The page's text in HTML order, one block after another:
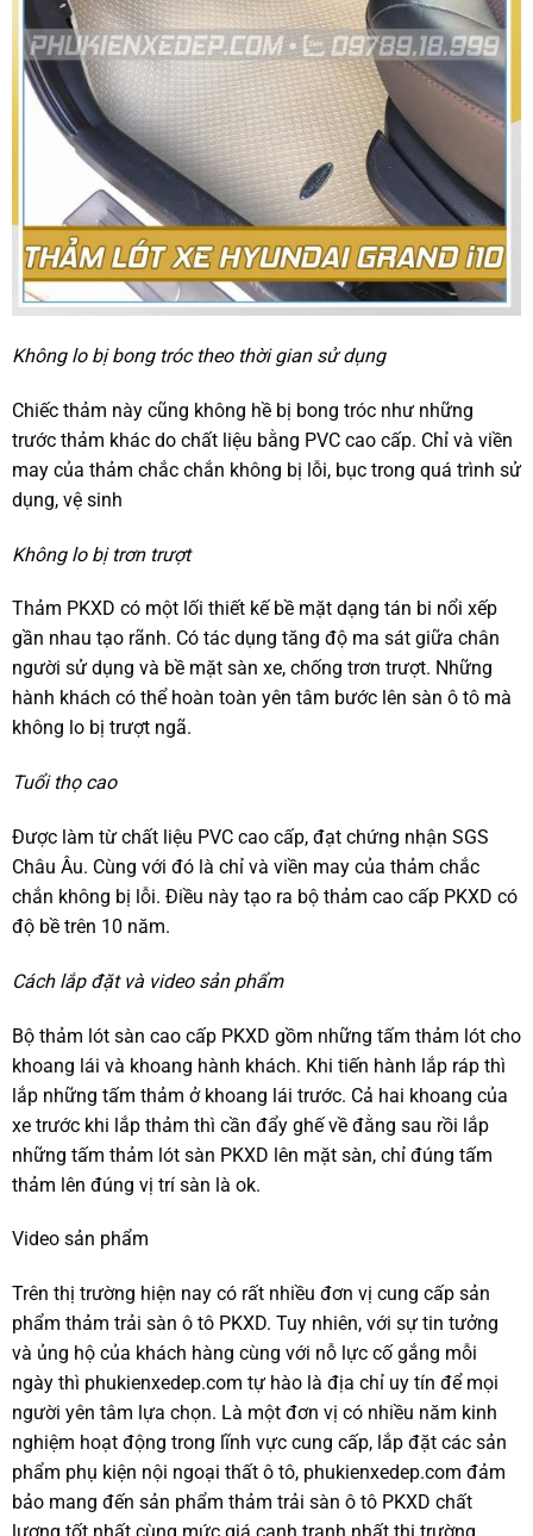
Không lo bị bong tróc theo thời gian sử dụng
Chiếc thảm này cũng không hề bị bong tróc như những
trước thảm khác do chất liệu bằng PVC cao cấp. Chỉ và viền
may của thảm chắc chắn không bị lỗi, bục trong quá trình sử
dụng, vệ sinh
Không lo bị trơn trượt
Thảm PKXD có một lối thiết kế bề mặt dạng tán bi nổi xếp
gần nhau tạo rãnh. Có tác dụng tăng độ ma sát giữa chân
người sử dụng và bề mặt sàn xe, chống trơn trượt. Những
hành khách có thể hoàn toàn yên tâm bước lên sàn ô tô mà
không lo bị trượt ngã.
Tuổi thọ cao
Được làm từ chất liệu PVC cao cấp, đạt chứng nhận SGS
Châu Âu. Cùng với đó là chỉ và viền may của thảm chắc
chắn không bị lỗi. Điều này tạo ra bộ thảm cao cấp PKXD có
độ bề trên 10 năm.
Cách lắp đặt và video sản phẩm
Bộ thảm lót sàn cao cấp PKXD gồm những tấm thảm lót cho
khoang lái và khoang hành khách. Khi tiến hành lắp ráp thì
lắp những tấm thảm ở khoang lái trước. Cả hai khoang của
xe trước khi lắp thảm thì cần đẩy ghế về đằng sau rồi lắp
những tấm thảm lót sàn PKXD lên mặt sàn, chỉ đúng tấm
thảm lên đúng vị trí sàn là ok.
Video sản phẩm
Trên thị trường hiện nay có rất nhiều đơn vị cung cấp sản
phẩm thảm trải sàn ô tô PKXD. Tuy nhiên, với sự tin tưởng
và ủng hộ của khách hàng cùng với nỗ lực cố gắng mỗi
ngày thì phukienxedep.com tự hào là địa chỉ uy tín để mọi
người yên tâm lựa chọn. Là một đơn vị có nhiều năm kinh
nghiệm hoạt động trong lĩnh vực cung cấp, lắp đặt các sản
phẩm phụ kiện nội ngoại thất ô tô, phukienxedep.com đảm
bảo mang đến sản phẩm thảm trải sàn ô tô PKXD chất